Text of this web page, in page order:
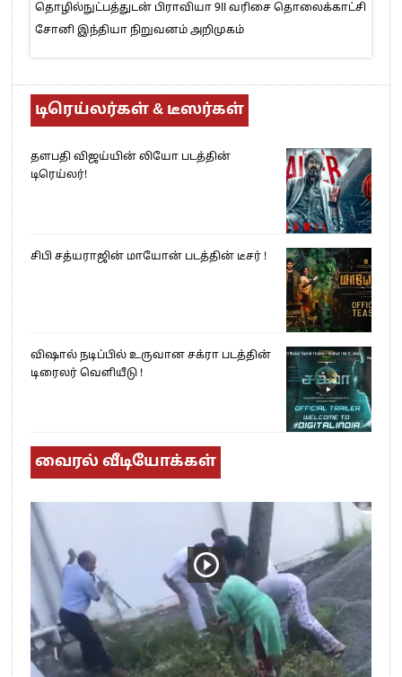
தொழில்நுட்பத்துடன் பிராவியா 9II வரிசை தொலைக்காட்சி
சோனி இந்தியா நிறுவனம் அறிமுகம்
டிரெய்லர்கள் & டீஸர்கள்
தளபதி விஜய்யின் லியோ படத்தின்
டிரெய்லர்!
சிபி சத்யராஜின் மாயோன் படத்தின் டீசர் !
விஷால் நடிப்பில் உருவான சக்ரா படத்தின்
டிரைலர் வெளியீடு !
வைரல் வீடியோக்கள்